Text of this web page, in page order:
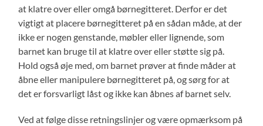
at klatre over eller omgå børnegitteret. Derfor er det
vigtigt at placere børnegitteret på en sådan måde, at der
ikke er nogen genstande, møbler eller lignende, som
barnet kan bruge til at klatre over eller støtte sig på.
Hold også øje med, om barnet prøver at finde måder at
åbne eller manipulere børnegitteret på, og sørg for at
det er forsvarligt låst og ikke kan åbnes af barnet selv.
Ved at følge disse retningslinjer og være opmærksom på